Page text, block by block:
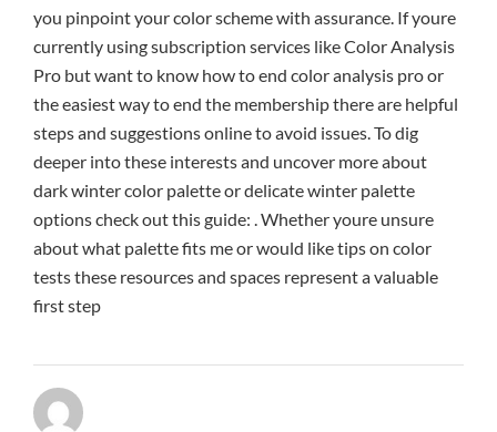
you pinpoint your color scheme with assurance. If youre
currently using subscription services like Color Analysis
Pro but want to know how to end color analysis pro or
the easiest way to end the membership there are helpful
steps and suggestions online to avoid issues. To dig
deeper into these interests and uncover more about
dark winter color palette or delicate winter palette
options check out this guide: . Whether youre unsure
about what palette fits me or would like tips on color
tests these resources and spaces represent a valuable
first step